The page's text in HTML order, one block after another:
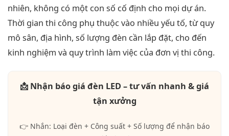
nhiên, không có một con số cố định cho mọi dự án.
Thời gian thi công phụ thuộc vào nhiều yếu tố, từ quy
mô sân, địa hình, số lượng đèn cần lắp đặt, cho đến
kinh nghiệm và quy trình làm việc của đơn vị thi công.
📩 Nhận báo giá đèn LED – tư vấn nhanh & giá
tận xưởng
👉 Nhắn: Loại đèn + Công suất + Số lượng để nhận báo